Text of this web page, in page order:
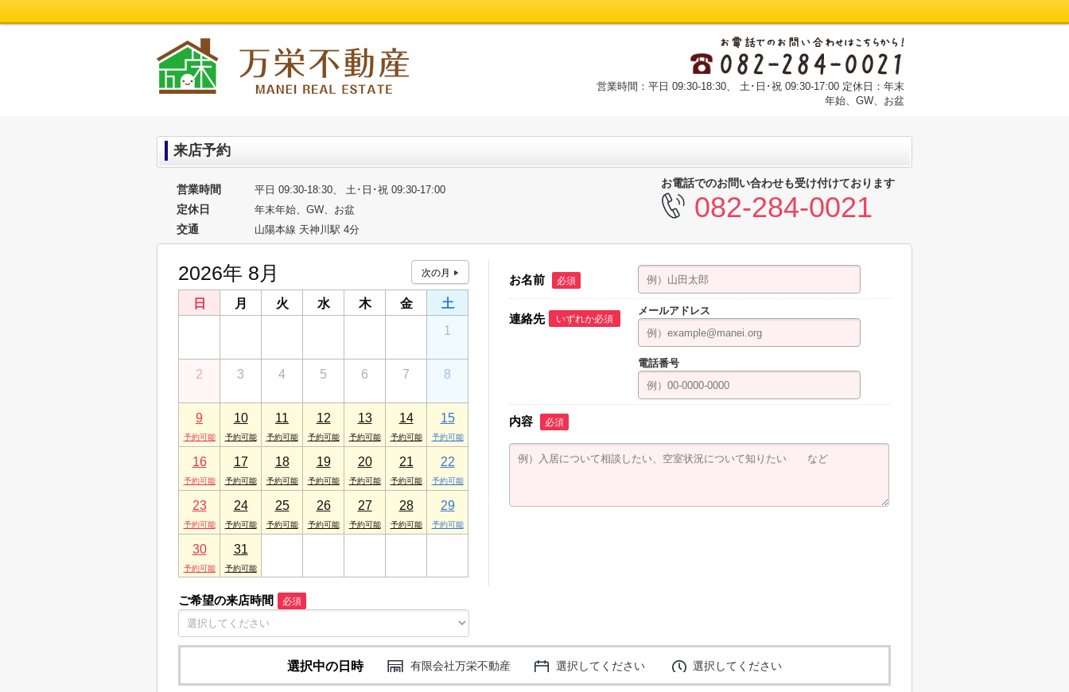
営業時間：平日 09:30-18:30、 土･日･祝 09:30-17:00 定休日：年末
年始、GW、お盆
来店予約
営業時間 平日 09:30-18:30、 土･日･祝 09:30-17:00
定休日 年末年始、GW、お盆
交通 山陽本線 天神川駅 4分
お電話でのお問い合わせも受け付けております
082-284-0021
2026年 8月
日 月 火 水 木 金
土
1
2 3 4 5 6 7 8
9 10 11 12 13 14 15
16 17 18 19 20 21 22
23 24 25 26 27 28 29
30 31
ご希望の来店時間 必須
お名前 必須
連絡先 いずれか必須
メールアドレス
電話番号
内容 必須
選択中の日時 有限会社万栄不動産 選択してください 選択してください